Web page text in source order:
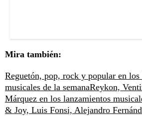
Mira también:
Reguetón, pop, rock y popular en los
musicales de la semanaReykon,
Márquez en los lanzamientos
& Joy, Luis Fonsi, Alejandro